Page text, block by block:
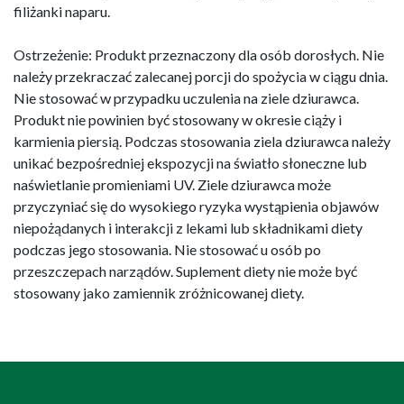
filiżanki naparu.
Ostrzeżenie: Produkt przeznaczony dla osób dorosłych. Nie
należy przekraczać zalecanej porcji do spożycia w ciągu dnia.
Nie stosować w przypadku uczulenia na ziele dziurawca.
Produkt nie powinien być stosowany w okresie ciąży i
karmienia piersią. Podczas stosowania ziela dziurawca należy
unikać bezpośredniej ekspozycji na światło słoneczne lub
naświetlanie promieniami UV. Ziele dziurawca może
przyczyniać się do wysokiego ryzyka wystąpienia objawów
niepożądanych i interakcji z lekami lub składnikami diety
podczas jego stosowania. Nie stosować u osób po
przeszczepach narządów. Suplement diety nie może być
stosowany jako zamiennik zróżnicowanej diety.